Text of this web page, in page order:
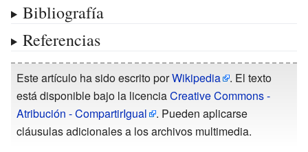
Bibliografía
Referencias
Este artículo ha sido escrito porWikipedia
. El texto
está disponible bajo la licenciaCreative Commons -
Atribución - CompartirIgual
. Pueden aplicarse
cláusulas adicionales a los archivos multimedia.